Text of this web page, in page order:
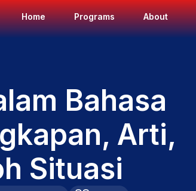
Home Programs About
Bahasa
Arti,
Situasi